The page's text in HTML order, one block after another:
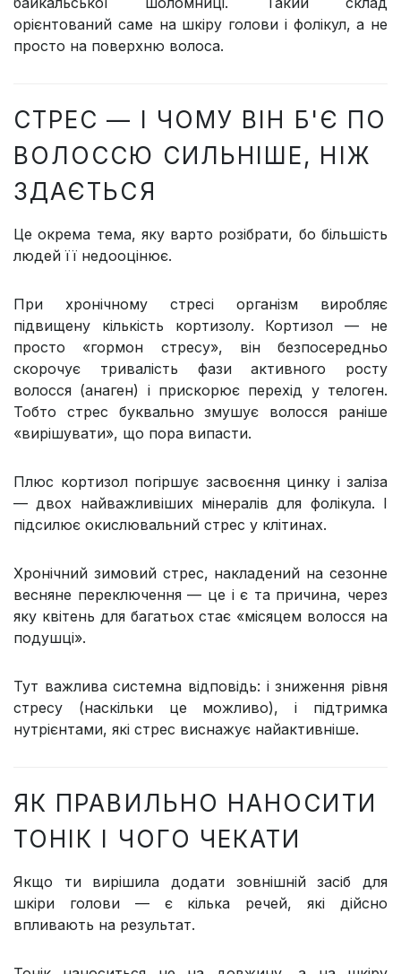
орієнтований саме на шкіру голови і фолікул, а не
просто на поверхню волоса.
СТРЕС — І ЧОМУ ВІН Б'Є ПО
ВОЛОССЮ СИЛЬНІШЕ, НІЖ
ЗДАЄТЬСЯ
Це окрема тема, яку варто розібрати, бо більшість
людей її недооцінює.
При хронічному стресі організм виробляє
підвищену кількість кортизолу. Кортизол — не
просто «гормон стресу», він безпосередньо
скорочує тривалість фази активного росту
волосся (анаген) і прискорює перехід у телоген.
Тобто стрес буквально змушує волосся раніше
«вирішувати», що пора випасти.
Плюс кортизол погіршує засвоєння цинку і заліза
— двох найважливіших мінералів для фолікула. І
підсилює окислювальний стрес у клітинах.
Хронічний зимовий стрес, накладений на сезонне
весняне переключення — це і є та причина, через
яку квітень для багатьох стає «місяцем волосся на
подушці».
Тут важлива системна відповідь: і зниження рівня
стресу (наскільки це можливо), і підтримка
нутрієнтами, які стрес виснажує найактивніше.
ЯК ПРАВИЛЬНО НАНОСИТИ
ТОНІК І ЧОГО ЧЕКАТИ
Якщо ти вирішила додати зовнішній засіб для
шкіри голови — є кілька речей, які дійсно
впливають на результат.